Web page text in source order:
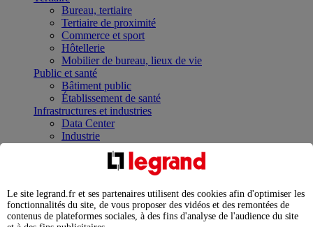
Bureau, tertiaire
Tertiaire de proximité
Commerce et sport
Hôtellerie
Mobilier de bureau, lieux de vie
Public et santé
Bâtiment public
Établissement de santé
Infrastructures et industries
Data Center
Industrie
Infrastructures
Contrôler et planifier le fonctionnement des appareils
Répartir et optimiser son tableau électrique
Legrand Data Center Solutions : concentrer les
expertises au service de vos performances
Le site legrand.fr et ses partenaires utilisent des cookies afin d'optimiser les
fonctionnalités du site, de vous proposer des vidéos et des remontées de
contenus de plateformes sociales, à des fins d'analyse de l'audience du site